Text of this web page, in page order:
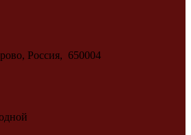
Россия, 650004